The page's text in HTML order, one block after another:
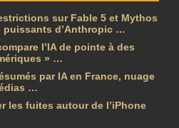
sur Fable 5 et Mythos
puissants d’Anthropic …
l’IA de pointe à des
» …
par IA en France, nuage
…
les fuites autour de l’iPhone